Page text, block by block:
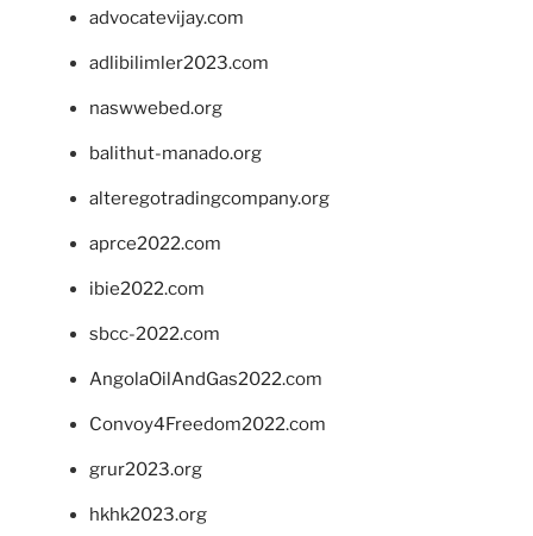
advocatevijay.com
adlibilimler2023.com
naswwebed.org
balithut-manado.org
alteregotradingcompany.org
aprce2022.com
ibie2022.com
sbcc-2022.com
AngolaOilAndGas2022.com
Convoy4Freedom2022.com
grur2023.org
hkhk2023.org